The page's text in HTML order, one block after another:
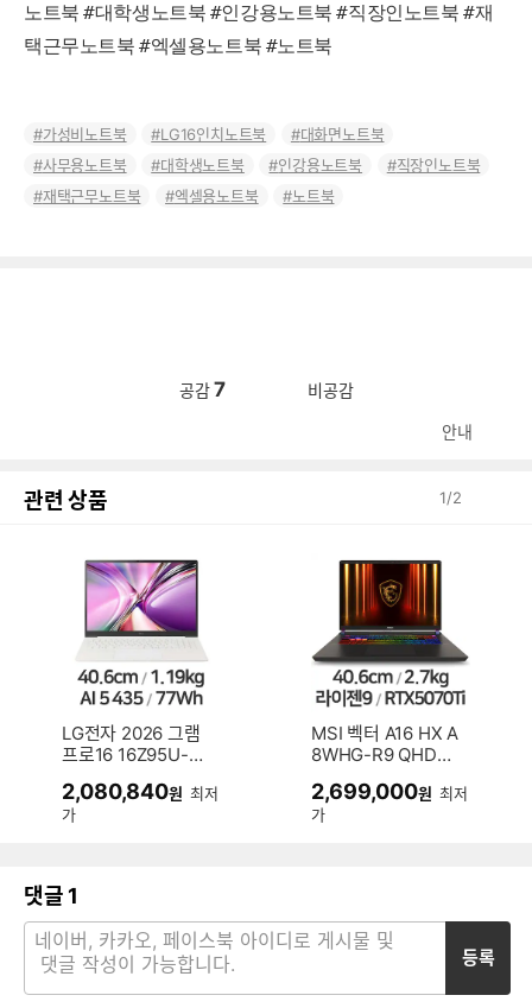
노트북 #대학생노트북 #인강용노트북 #직장인노트북 #재
택근무노트북 #엑셀용노트북 #노트북
가성비노트북 LG16인치노트북
대화면노트북
사무용노트북
대학생노트북 인강용노트북
직장인노트북
재택근무노트북
엑셀용노트북 노트북
공감 7 비공감
안내
관련 상품 1/2
LG전자 2026 그램
프로16 16Z95U-G
B)
2,080,840원 최저
가
MSI 벡터 A16 HX A
8WHG-R9 QHD+
2,699,000원 최저
가
댓글 1
등록